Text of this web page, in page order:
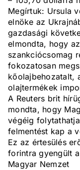
Megírtuk: Ursula
elnöke az
gazdasági
elmondta, hogy
szankciócsomag
fokozatosan
kőolajbehozatalt,
olajtermékek
A Reuters brit
mondta, hogy
végéig
felmentést kap a
Ez az értesülés
forintra gyengült
Magyar Nemzet